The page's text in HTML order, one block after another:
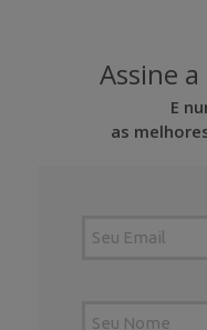
Assine a
E
as